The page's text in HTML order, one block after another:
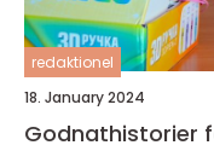
redaktionel
18. January 2024
Godnathistorier